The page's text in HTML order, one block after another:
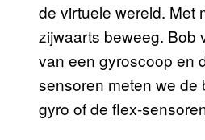
de virtuele wereld. Met
zijwaarts beweeg. Bob
van een gyroscoop en
sensoren meten we de
gyro of de flex-